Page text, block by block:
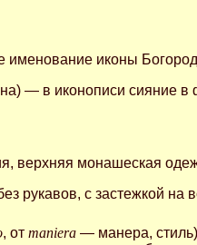
иконы
— в иконописи сияние в
верхняя монашеская
рукавов, с застежкой на
, от maniera — манера,